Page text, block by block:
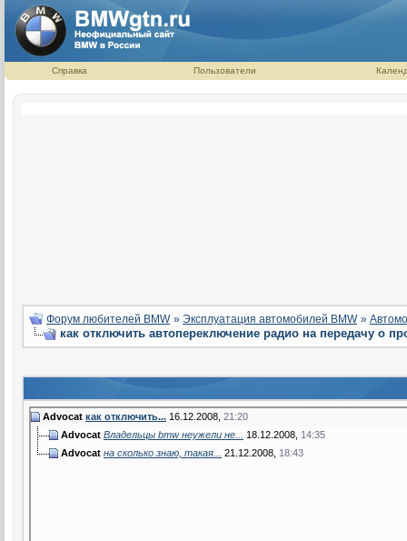
Справка Пользователи
Форум любителей BMW » Эксплуатация автомобилей BMW »
как отключить автопереключение радио на передачу о
Advocat как отключить... 16.12.2008, 21:20
Advocat Владельцы bmw неужели не... 18.12.2008, 14:35
Advocat на сколько знаю, такая... 21.12.2008, 18:43